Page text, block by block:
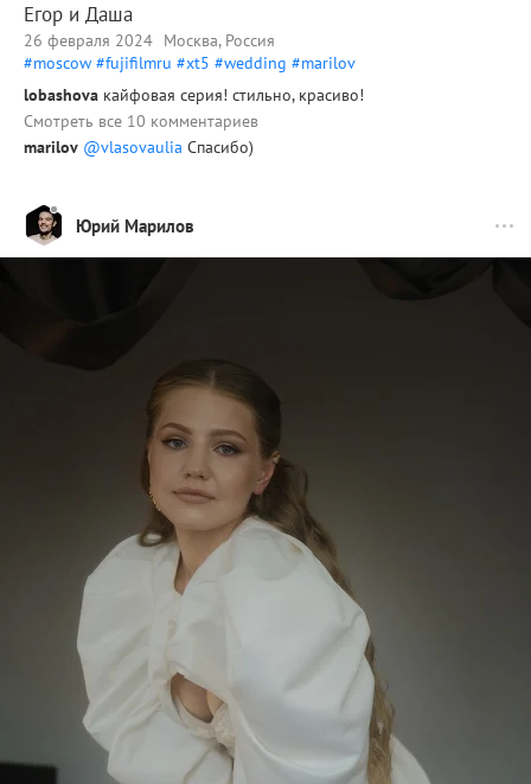
Егор и Даша
26 февраля 2024 Москва, Россия
#moscow #fujifilmru #xt5 #wedding #marilov
lobashova кайфовая серия! стильно, красиво!
Смотреть все 10 комментариев
marilov @vlasovaulia Спасибо)
Юрий Марилов